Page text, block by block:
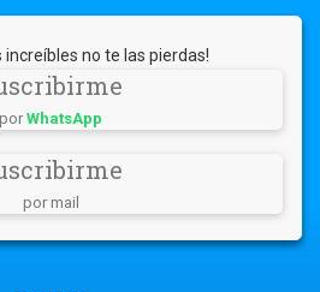
increíbles no te las pierdas!
por WhatsApp
por mail